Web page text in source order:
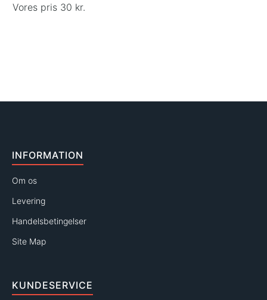
Vores pris 30 kr.
INFORMATION
Om os
Levering
Handelsbetingelser
Site Map
KUNDESERVICE